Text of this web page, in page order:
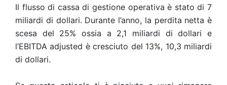
Il flusso di cassa di gestione operativa è stato di 7
miliardi di dollari. Durante l’anno, la perdita netta è
scesa del 25% ossia a 2,1 miliardi di dollari e
l’EBITDA adjusted è cresciuto del 13%, 10,3 miliardi
di dollari.